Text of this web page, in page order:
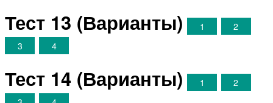
Тест 13 (Варианты) 1
2
3
4
Тест 14 (Варианты) 1
2